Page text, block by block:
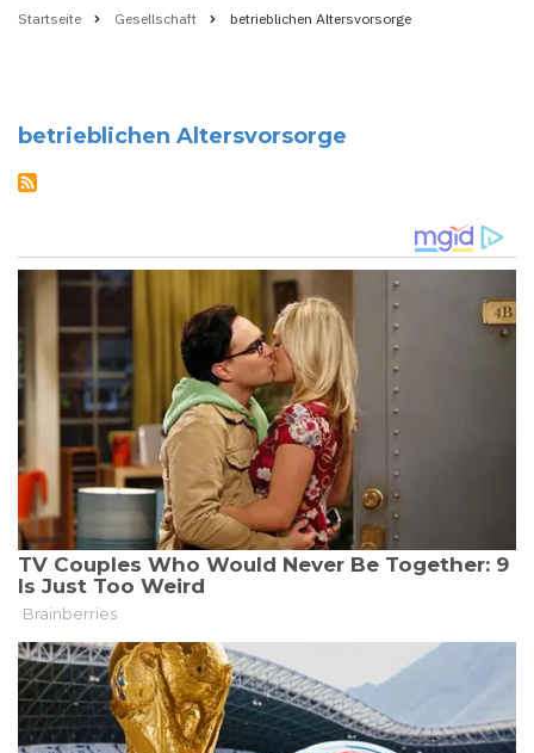
Startseite Gesellschaft betrieblichen Altersvorsorge
betrieblichen Altersvorsorge